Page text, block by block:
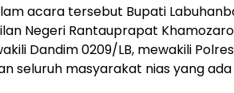
acara tersebut Bupati
Negeri Rantauprapat
Dandim 0209/LB, mewakili
seluruh masyarakat nias yang